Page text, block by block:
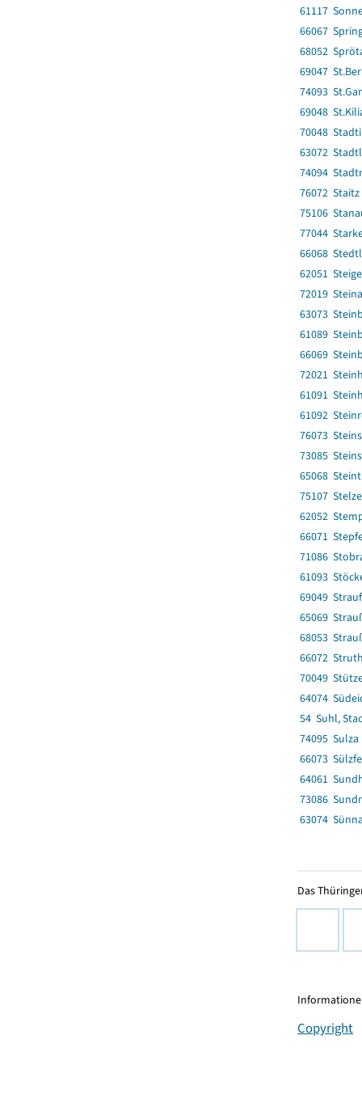
61117
66067
68052
69047
74093
69048
70048
63072
74094
76072 Staitz
75106
77044
66068
62051
72019
63073
61089
66069
72021
61091
61092
76073
73085
65068
75107
62052
66071
71086
61093
69049
65069
68053
66072
70049
64074
54 Suhl,
74095 Sulza
66073
64061
73086
63074
Das
Copyright